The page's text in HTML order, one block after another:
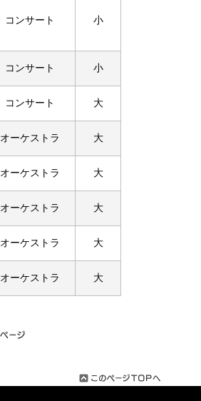
コンサート 小
コンサート 小
コンサート 大
オーケストラ 大
オーケストラ 大
オーケストラ 大
オーケストラ 大
オーケストラ 大